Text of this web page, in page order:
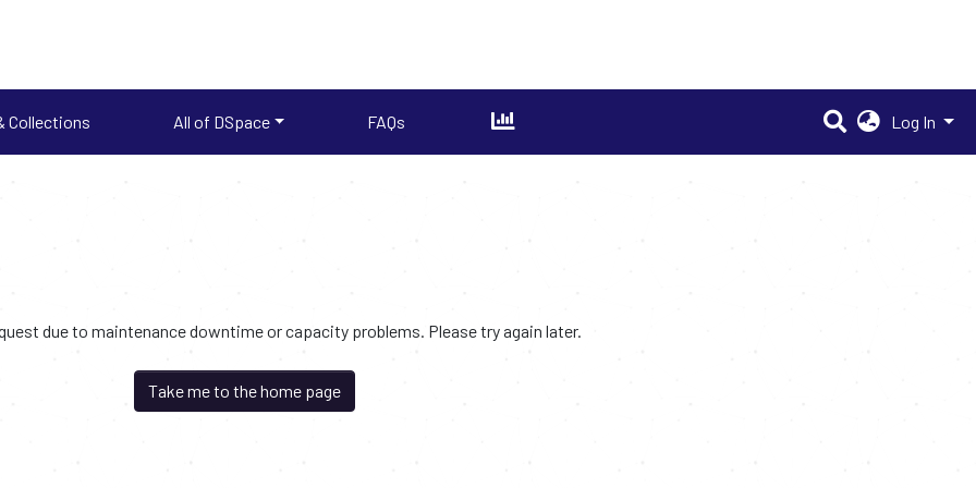
Collections All of DSpace FAQs Log In
due to maintenance downtime or capacity problems. Please try again later.
Take me to the home page